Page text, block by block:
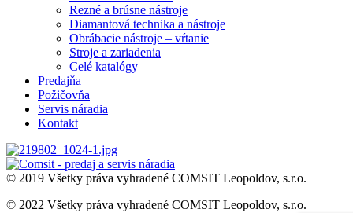
Rezné a brúsne nástroje
Diamantová technika a nástroje
Obrábacie nástroje – vŕtanie
Stroje a zariadenia
Celé katalógy
Predajňa
Požičovňa
Servis náradia
Kontakt
© 2019 Všetky práva vyhradené COMSIT Leopoldov, s.r.o.
© 2022 Všetky práva vyhradené COMSIT Leopoldov, s.r.o.